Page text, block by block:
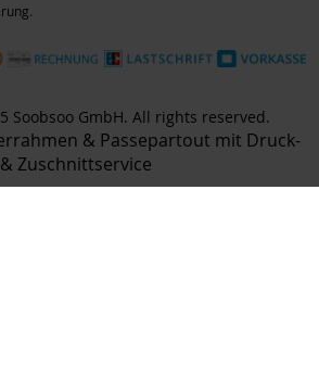
.
Soobsoo GmbH. All rights reserved.
& Passepartout mit Druck-
& Zuschnittservice